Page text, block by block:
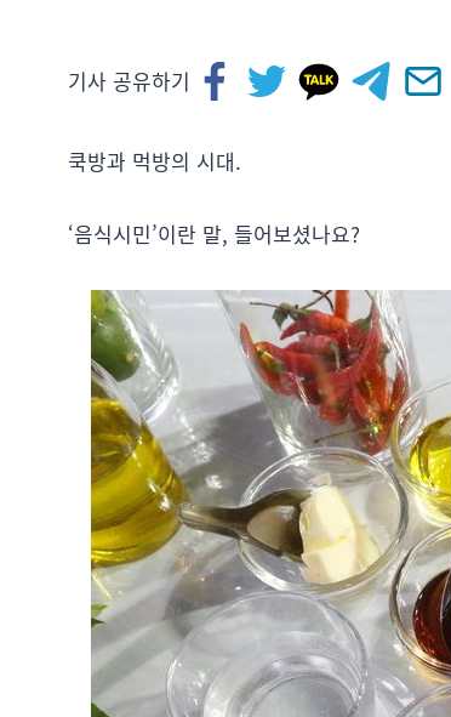
기사 공유하기
쿡방과 먹방의 시대.
‘음식시민’이란 말, 들어보셨나요?